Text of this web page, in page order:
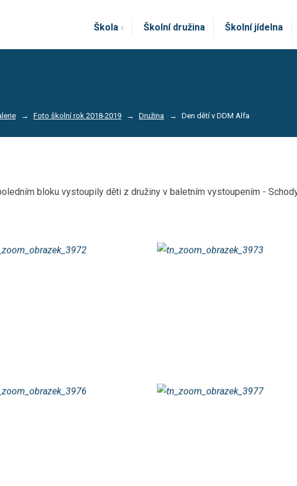
Škola Školní družina Školní jídelna
Foto školní rok 2018-2019 Družina Den dětí v DDM Alfa
bloku vystoupily děti z družiny v baletním vystoupením -